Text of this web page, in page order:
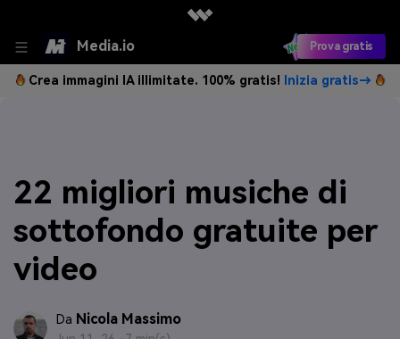
Media.io Prova gratis
Crea immagini IA illimitate. 100% gratis! Inizia gratis→
22 migliori musiche di
sottofondo gratuite per
video
Da Nicola Massimo